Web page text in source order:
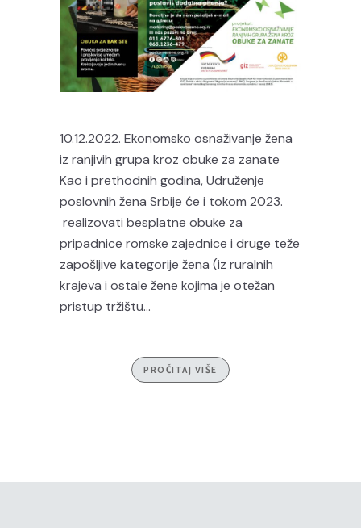
10.12.2022. Ekonomsko osnaživanje žena
iz ranjivih grupa kroz obuke za zanate
Kao i prethodnih godina, Udruženje
poslovnih žena Srbije će i tokom 2023.
realizovati besplatne obuke za
pripadnice romske zajednice i druge teže
zapošljive kategorije žena (iz ruralnih
krajeva i ostale žene kojima je otežan
pristup tržištu...
PROČITAJ VIŠE